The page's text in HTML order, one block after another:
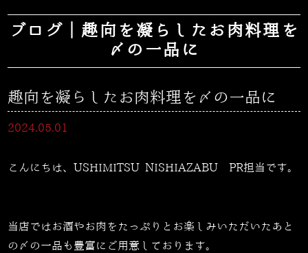
ブログ｜趣向を凝らしたお肉料理を
〆の一品に
趣向を凝らしたお肉料理を〆の一品に
2024.05.01
こんにちは、USHIMITSU NISHIAZABU PR担当です。
当店ではお酒やお肉をたっぷりとお楽しみいただいたあと
の〆の一品も豊富にご用意しております。